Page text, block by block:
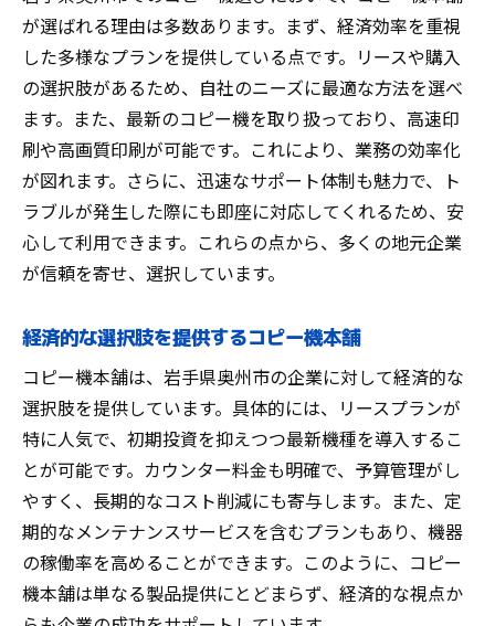
が選ばれる理由は多数あります。まず、経済効率を重視
した多様なプランを提供している点です。リースや購入
の選択肢があるため、自社のニーズに最適な方法を選べ
ます。また、最新のコピー機を取り扱っており、高速印
刷や高画質印刷が可能です。これにより、業務の効率化
が図れます。さらに、迅速なサポート体制も魅力で、ト
ラブルが発生した際にも即座に対応してくれるため、安
心して利用できます。これらの点から、多くの地元企業
が信頼を寄せ、選択しています。
経済的な選択肢を提供するコピー機本舗
コピー機本舗は、岩手県奥州市の企業に対して経済的な
選択肢を提供しています。具体的には、リースプランが
特に人気で、初期投資を抑えつつ最新機種を導入するこ
とが可能です。カウンター料金も明確で、予算管理がし
やすく、長期的なコスト削減にも寄与します。また、定
期的なメンテナンスサービスを含むプランもあり、機器
の稼働率を高めることができます。このように、コピー
機本舗は単なる製品提供にとどまらず、経済的な視点か